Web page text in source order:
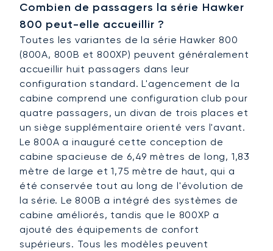
Combien de passagers la série Hawker
800 peut-elle accueillir ?
Toutes les variantes de la série Hawker 800
(800A, 800B et 800XP) peuvent généralement
accueillir huit passagers dans leur
configuration standard. L'agencement de la
cabine comprend une configuration club pour
quatre passagers, un divan de trois places et
un siège supplémentaire orienté vers l'avant.
Le 800A a inauguré cette conception de
cabine spacieuse de 6,49 mètres de long, 1,83
mètre de large et 1,75 mètre de haut, qui a
été conservée tout au long de l'évolution de
la série. Le 800B a intégré des systèmes de
cabine améliorés, tandis que le 800XP a
ajouté des équipements de confort
supérieurs. Tous les modèles peuvent